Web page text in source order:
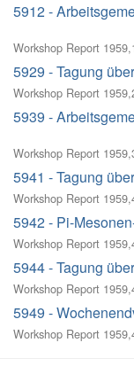
5912 -
Workshop Report
5929 - Tagung
Workshop Report
5939 -
Workshop Report
5941 - Tagung
Workshop Report
5942 - Pi-
Workshop Report
5944 - Tagung
Workshop Report
5949 -
Workshop Report